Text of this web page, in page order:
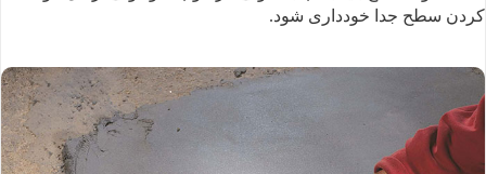
کردن سطح جدا خودداری شود.